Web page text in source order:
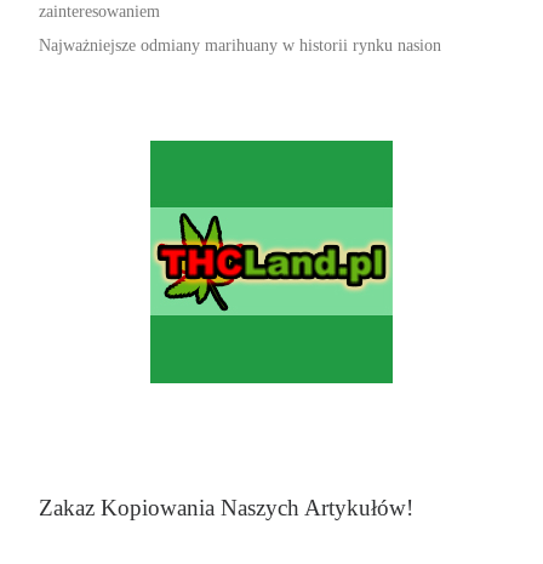
zainteresowaniem
Najważniejsze odmiany marihuany w historii rynku nasion
Zakaz Kopiowania Naszych Artykułów!